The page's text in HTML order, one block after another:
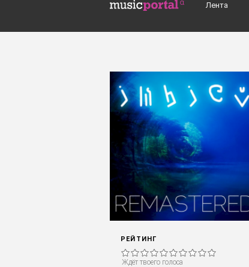
Перейти к основному содержанию Лента
РЕЙТИНГ
Ждёт твоего голоса